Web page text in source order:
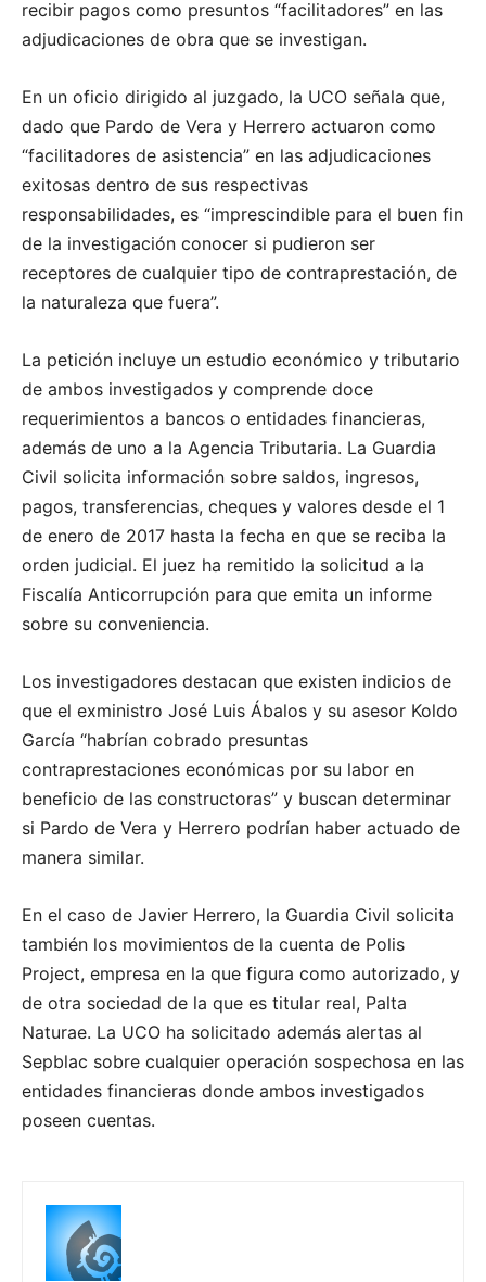
recibir pagos como presuntos “facilitadores” en las
adjudicaciones de obra que se investigan.
En un oficio dirigido al juzgado, la UCO señala que,
dado que Pardo de Vera y Herrero actuaron como
“facilitadores de asistencia” en las adjudicaciones
exitosas dentro de sus respectivas
responsabilidades, es “imprescindible para el buen fin
de la investigación conocer si pudieron ser
receptores de cualquier tipo de contraprestación, de
la naturaleza que fuera”.
La petición incluye un estudio económico y tributario
de ambos investigados y comprende doce
requerimientos a bancos o entidades financieras,
además de uno a la Agencia Tributaria. La Guardia
Civil solicita información sobre saldos, ingresos,
pagos, transferencias, cheques y valores desde el 1
de enero de 2017 hasta la fecha en que se reciba la
orden judicial. El juez ha remitido la solicitud a la
Fiscalía Anticorrupción para que emita un informe
sobre su conveniencia.
Los investigadores destacan que existen indicios de
que el exministro José Luis Ábalos y su asesor Koldo
García “habrían cobrado presuntas
contraprestaciones económicas por su labor en
beneficio de las constructoras” y buscan determinar
si Pardo de Vera y Herrero podrían haber actuado de
manera similar.
En el caso de Javier Herrero, la Guardia Civil solicita
también los movimientos de la cuenta de Polis
Project, empresa en la que figura como autorizado, y
de otra sociedad de la que es titular real, Palta
Naturae. La UCO ha solicitado además alertas al
Sepblac sobre cualquier operación sospechosa en las
entidades financieras donde ambos investigados
poseen cuentas.